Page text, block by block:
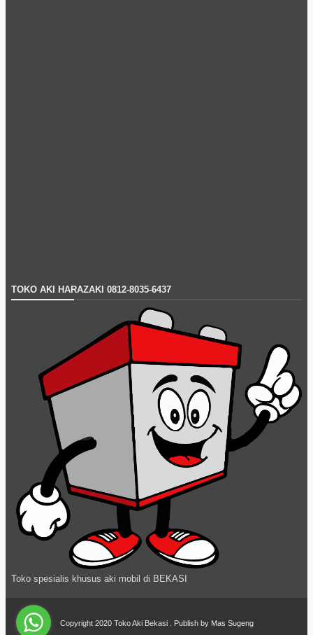
TOKO AKI HARAZAKI 0812-8035-6437
Toko spesialis khusus aki mobil di BEKASI
Copyright 2020 Toko Aki Bekasi. Publish by Mas Sugeng